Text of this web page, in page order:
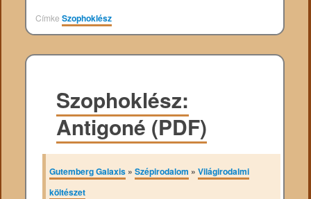
CímkeSzophoklész
Szophoklész:
Antigoné (PDF)
Gutemberg Galaxis »Szépirodalom »Világirodalmi
költészet